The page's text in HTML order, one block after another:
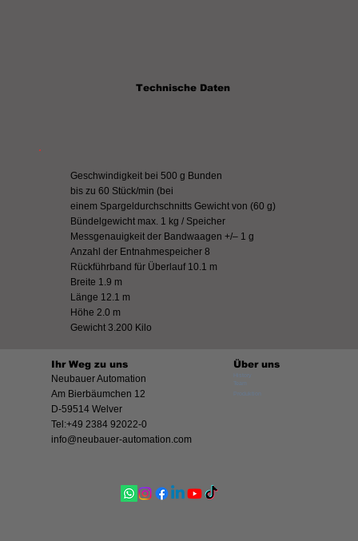
Technische Daten
Geschwindigkeit bei 500 g Bunden
bis zu 60 Stück/min (bei
einem Spargeldurchschnitts Gewicht von (60 g)
Bündelgewicht max. 1 kg / Speicher
Messgenauigkeit der Bandwaagen +/– 1 g
Anzahl der Entnahmespeicher 8
Rückführband für Überlauf 10.1 m
Breite 1.9 m
Länge 12.1 m
Höhe 2.0 m
Gewicht 3.200 Kilo
Ihr Weg zu uns
Neubauer Automation
Am Bierbäumchen 12
D-59514 Welver
Tel:+49 2384 92022-0
info@neubauer-automation.com
Über uns
History
Team
Produktion